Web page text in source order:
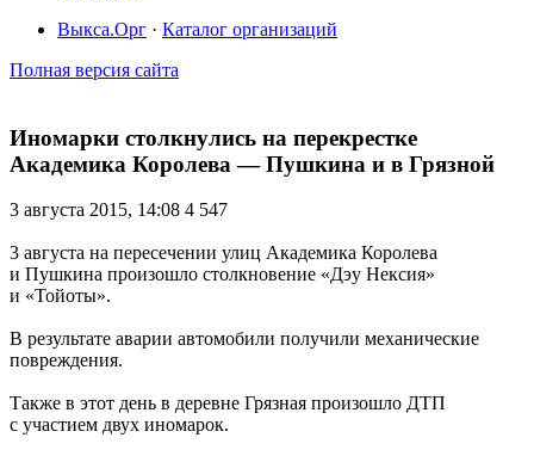
Выкса.Орг · Каталог организаций
Полная версия сайта
Иномарки столкнулись на перекрестке
Академика Королева — Пушкина и в Грязной
3 августа 2015, 14:08 4 547
3 августа на пересечении улиц Академика Королева
и Пушкина произошло столкновение «Дэу Нексия»
и «Тойоты».
В результате аварии автомобили получили механические
повреждения.
Также в этот день в деревне Грязная произошло ДТП
с участием двух иномарок.